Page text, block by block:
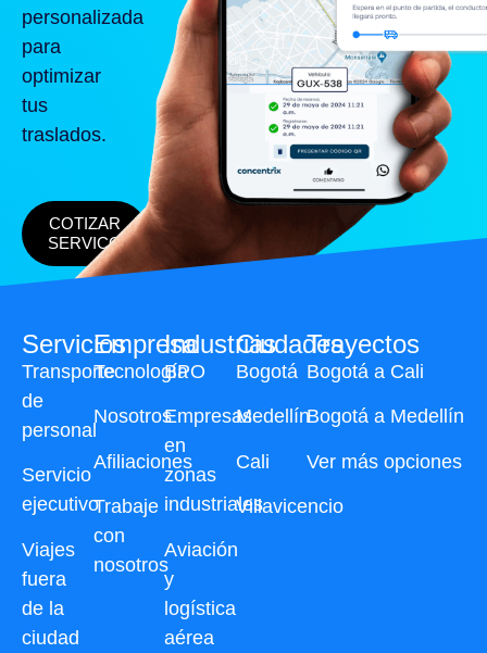
personalizada
para
optimizar
tus
traslados.
COTIZAR
SERVICO
Servicios
Transporte
de
personal
Servicio
ejecutivo
Viajes
fuera
de la
ciudad
Industrias
BPO
Empresas
en
zonas
industriales
Aviación
y
logística
aérea
Ciudades
Bogotá
Medellín
Cali
Villavicencio
Trayectos
Bogotá a Cali
Bogotá a Medellín
Ver más opciones
Empresa
Tecnología
Nosotros
Afiliaciones
Trabaje
con
nosotros